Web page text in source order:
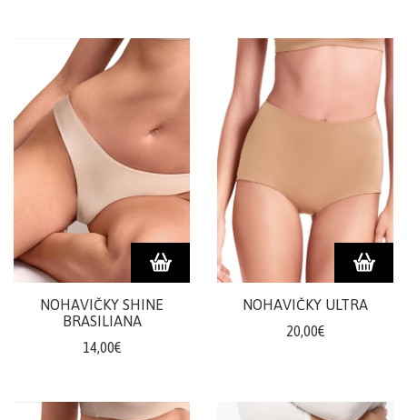
NOHAVIČKY SHINE
BRASILIANA
14,00€
NOHAVIČKY ULTRA
20,00€